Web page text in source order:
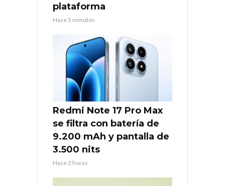
plataforma
Hace 5 minutos
Redmi Note 17 Pro Max
se filtra con batería de
9.200 mAh y pantalla de
3.500 nits
Hace 2 horas